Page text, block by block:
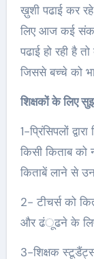
ख़ुशी पढाई कर
लिए आज कई
पढाई हो रही है
जिससे बच्चे को
शिक्षकों के लिए
1-प्रिंसिपलों
किसी किताब
किताबें लाने से
2- टीचर्स को
और ढंूढने के लिए
3-शिक्षक